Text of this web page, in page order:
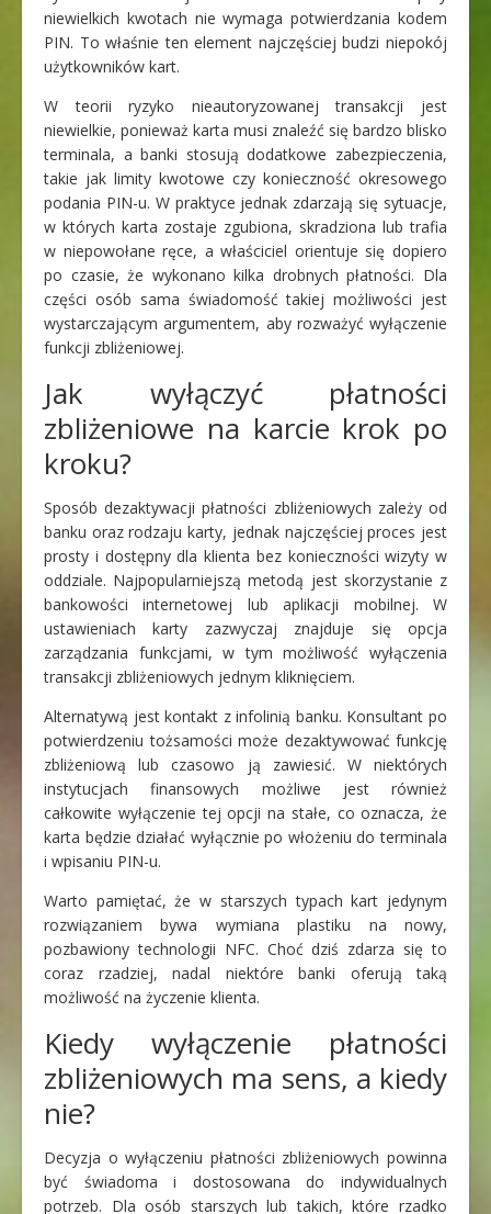
niewielkich kwotach nie wymaga potwierdzania kodem
PIN. To właśnie ten element najczęściej budzi niepokój
użytkowników kart.
W teorii ryzyko nieautoryzowanej transakcji jest
niewielkie, ponieważ karta musi znaleźć się bardzo blisko
terminala, a banki stosują dodatkowe zabezpieczenia,
takie jak limity kwotowe czy konieczność okresowego
podania PIN-u. W praktyce jednak zdarzają się sytuacje,
w których karta zostaje zgubiona, skradziona lub trafia
w niepowołane ręce, a właściciel orientuje się dopiero
po czasie, że wykonano kilka drobnych płatności. Dla
części osób sama świadomość takiej możliwości jest
wystarczającym argumentem, aby rozważyć wyłączenie
funkcji zbliżeniowej.
Jak wyłączyć płatności
zbliżeniowe na karcie krok po
kroku?
Sposób dezaktywacji płatności zbliżeniowych zależy od
banku oraz rodzaju karty, jednak najczęściej proces jest
prosty i dostępny dla klienta bez konieczności wizyty w
oddziale. Najpopularniejszą metodą jest skorzystanie z
bankowości internetowej lub aplikacji mobilnej. W
ustawieniach karty zazwyczaj znajduje się opcja
zarządzania funkcjami, w tym możliwość wyłączenia
transakcji zbliżeniowych jednym kliknięciem.
Alternatywą jest kontakt z infolinią banku. Konsultant po
potwierdzeniu tożsamości może dezaktywować funkcję
zbliżeniową lub czasowo ją zawiesić. W niektórych
instytucjach finansowych możliwe jest również
całkowite wyłączenie tej opcji na stałe, co oznacza, że
karta będzie działać wyłącznie po włożeniu do terminala
i wpisaniu PIN-u.
Warto pamiętać, że w starszych typach kart jedynym
rozwiązaniem bywa wymiana plastiku na nowy,
pozbawiony technologii NFC. Choć dziś zdarza się to
coraz rzadziej, nadal niektóre banki oferują taką
możliwość na życzenie klienta.
Kiedy wyłączenie płatności
zbliżeniowych ma sens, a kiedy
nie?
Decyzja o wyłączeniu płatności zbliżeniowych powinna
być świadoma i dostosowana do indywidualnych
potrzeb. Dla osób starszych lub takich, które rzadko